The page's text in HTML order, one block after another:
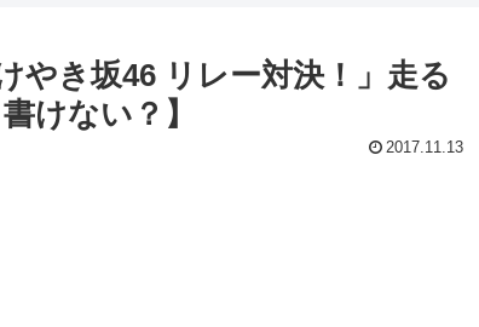
やき坂46 リレー対決！」走る
けない？】
2017.11.13